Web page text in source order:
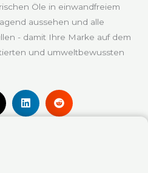
Öle in einwandfreiem
aussehen und alle
- damit Ihre Marke auf dem
und umweltbewussten